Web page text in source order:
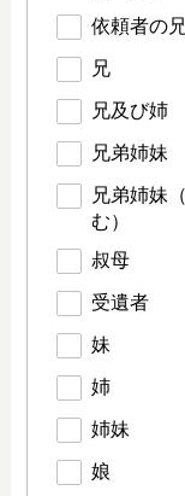
依頼者の
兄
兄及び姉
兄弟姉妹
兄弟姉妹
む）
叔母
受遺者
妹
姉
姉妹
娘